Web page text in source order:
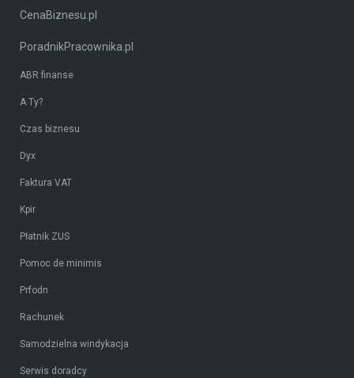
CenaBiznesu.pl
PoradnikPracownika.pl
ABR finanse
A Ty?
Czas biznesu
Dyx
Faktura VAT
Kpir
Płatnik ZUS
Pomoc de minimis
Prfodn
Rachunek
Samodzielna windykacja
Serwis doradcy